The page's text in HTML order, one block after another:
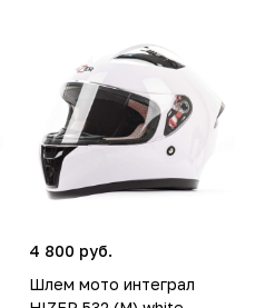
4 800 руб.
Шлем мото интеграл